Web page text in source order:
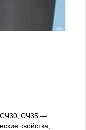
СЧ35 —
свойства,